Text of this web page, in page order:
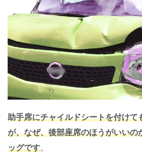
助手席にチャイルドシートを付けて
が、なぜ、後部座席のほうがいいの
ッグです。